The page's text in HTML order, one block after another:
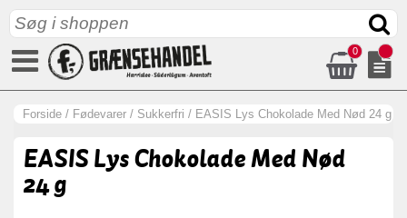
0
Forside / Fødevarer / Sukkerfri / EASIS Lys Chokolade Med Nød 24 g
EASIS Lys Chokolade Med Nød
24 g